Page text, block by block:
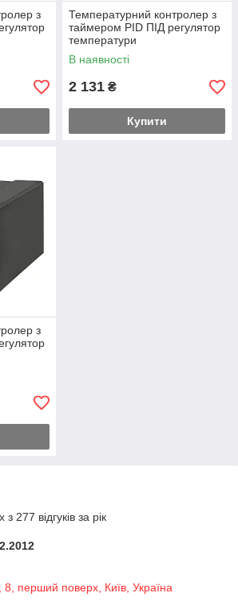
з
Температурний контролер з
таймером PID ПІД регулятор
температури
В наявності
2 131 ₴
Купити
з
277 відгуків за рік
перший поверх, Київ, Україна